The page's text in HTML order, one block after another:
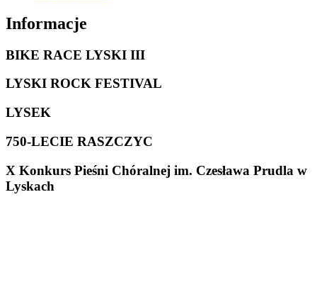
Informacje
BIKE RACE LYSKI III
LYSKI ROCK FESTIVAL
LYSEK
750-LECIE RASZCZYC
X Konkurs Pieśni Chóralnej im. Czesława Prudla w
Lyskach